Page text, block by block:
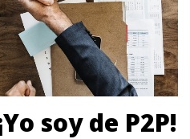
soy de P2P!